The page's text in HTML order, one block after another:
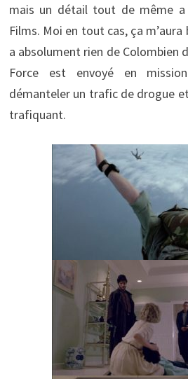
mais un détail tout de même a
Films. Moi en tout cas, ça
a absolument rien de Colombien
Force est envoyé en
démanteler un trafic de drogue
trafiquant.